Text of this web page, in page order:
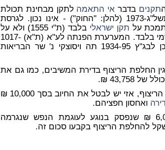
תקנים בדבר אי התאמה לתקן מבחינת תכולת
, התשל"ג-1973 (להלן: "החוק") - אינו נכון. לגרסת
על תקן ישראלי
בלבד (ת"י 1555) ולא על
תקן רשמי, ואין בכך הפרת החוק, העוסק בתקן רשמי בלבד. המערערת הפנתה לע"א (ת"א) 1017-
08 אחים שרבט חברה לבניה בע"מ נ' אליג'ה וכן לבג"ץ 1934-95 תה ויסוצקי נ' שר הבריאות
החלפת הריצוף בדירת המשיבים, כמו גם את
זאת ועוד נטען, כי ככל שיבוטל החיוב בגין החלפת הריצוף, אזי יש לבטל את החיוב בסך 10,000 ₪
ואחסון חפציהם.
כמו כן, לטענתה, יש להפחית החיוב בסך 6,000 ₪ שנפסק בנוגע לעוגמת הנפש שנגרמה
להחלפת הריצוף בקבעו סכום זה.